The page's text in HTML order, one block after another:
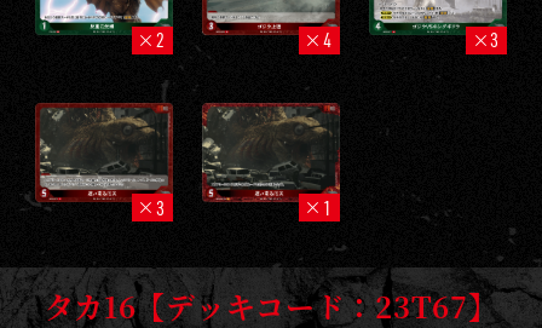
2 4 3
3 1
タカ16【デッキコード：23T67】